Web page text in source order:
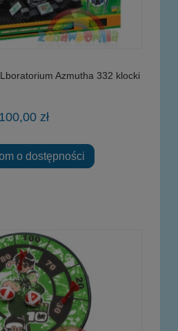
Azmutha 332 klocki
100,00 zł
o dostępności